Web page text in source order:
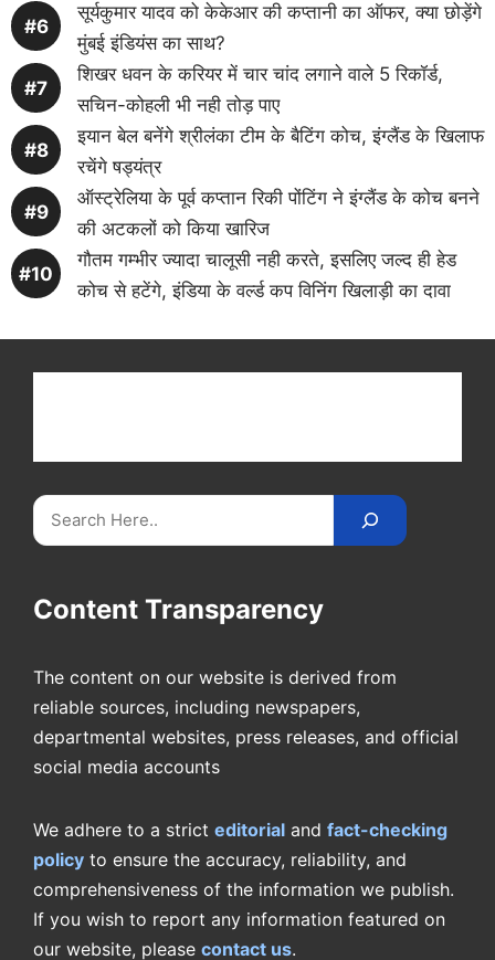
सूर्यकुमार यादव को केकेआर की कप्तानी का ऑफर, क्या छोड़ेंगे
मुंबई इंडियंस का साथ?
शिखर धवन के करियर में चार चांद लगाने वाले 5 रिकॉर्ड,
सचिन-कोहली भी नही तोड़ पाए
इयान बेल बनेंगे श्रीलंका टीम के बैटिंग कोच, इंग्लैंड के खिलाफ
रचेंगे षड्यंत्र
ऑस्ट्रेलिया के पूर्व कप्तान रिकी पोंटिंग ने इंग्लैंड के कोच बनने
की अटकलों को किया खारिज
गौतम गम्भीर ज्यादा चालूसी नही करते, इसलिए जल्द ही हेड
कोच से हटेंगे, इंडिया के वर्ल्ड कप विनिंग खिलाड़ी का दावा
Search
Content Transparency
The content on our website is derived from
reliable sources, including newspapers,
departmental websites, press releases, and official
social media accounts
We adhere to a strict editorial and fact-checking
policy to ensure the accuracy, reliability, and
comprehensiveness of the information we publish.
If you wish to report any information featured on
our website, please contact us.